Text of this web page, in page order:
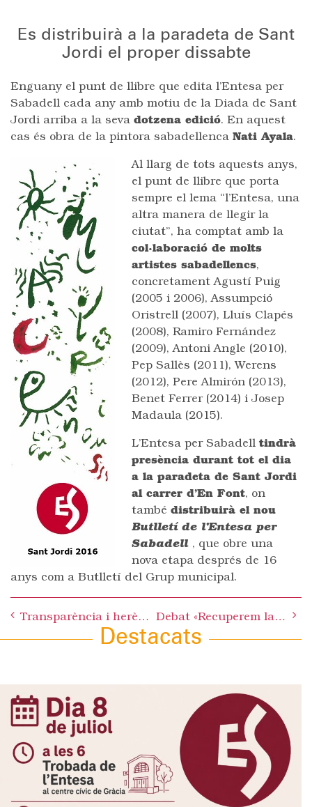
Es distribuirà a la paradeta de Sant
Jordi el proper dissabte
Enguany el punt de llibre que edita l’Entesa per
Sabadell cada any amb motiu de la Diada de Sant
Jordi arriba a la seva dotzena edició. En aquest
cas és obra de la pintora sabadellenca Nati Ayala.
Al llarg de tots aquests anys,
el punt de llibre que porta
sempre el lema “l’Entesa, una
altra manera de llegir la
ciutat”, ha comptat amb la
col·laboració de molts
artistes sabadellencs,
concretament Agustí Puig
(2005 i 2006), Assumpció
Oristrell (2007), Lluís Clapés
(2008), Ramiro Fernández
(2009), Antoni Angle (2010),
Pep Sallès (2011), Werens
(2012), Pere Almirón (2013),
Benet Ferrer (2014) i Josep
Madaula (2015).
L’Entesa per Sabadell tindrà
presència durant tot el dia
a la paradeta de Sant Jordi
al carrer d’En Font, on
també distribuirà el nou
Butlletí de l’Entesa per
Sabadell , que obre una
nova etapa després de 16
anys com a Butlletí del Grup municipal.
navigation
Transparència i herències del PSC Debat «Recuperem la gestió directa dels serveis municipals»
Destacats